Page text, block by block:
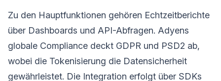
Zu den Hauptfunktionen gehören Echtzeitberichte
über Dashboards und API-Abfragen. Adyens
globale Compliance deckt GDPR und PSD2 ab,
wobei die Tokenisierung die Datensicherheit
gewährleistet. Die Integration erfolgt über SDKs